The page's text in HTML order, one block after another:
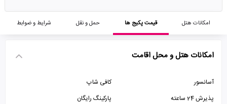
امکانات هتل قیمت پکیج ها حمل و نقل شرایط و ضوابط
امکانات هتل و محل اقامت
آسانسور
کافی شاپ
پذیرش 24 ساعته
پارکینگ رایگان